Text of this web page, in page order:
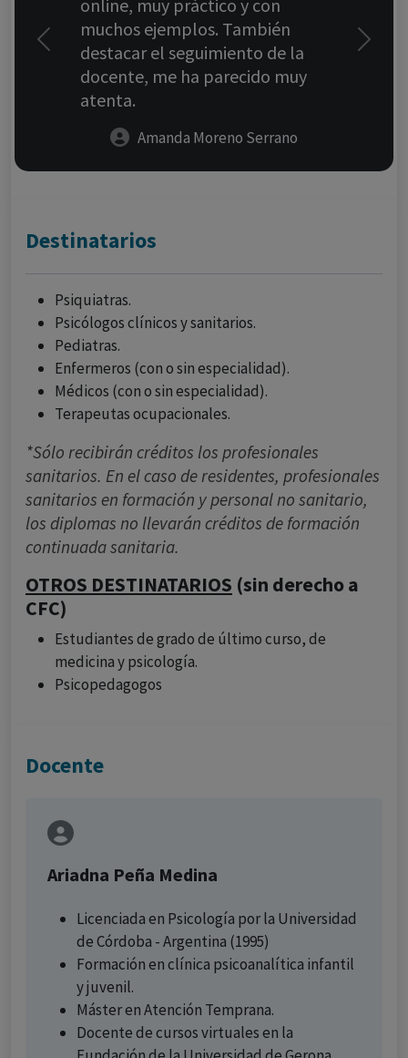
online, muy práctico y con
muchos ejemplos. También
destacar el seguimiento de la
docente, me ha parecido muy
atenta.
Amanda Moreno Serrano
Previous Next
Destinatarios
Psiquiatras.
Psicólogos clínicos y sanitarios.
Pediatras.
Enfermeros (con o sin especialidad).
Médicos (con o sin especialidad).
Terapeutas ocupacionales.
*Sólo recibirán créditos los profesionales
sanitarios. En el caso de residentes, profesionales
sanitarios en formación y personal no sanitario,
los diplomas no llevarán créditos de formación
continuada sanitaria.
OTROS DESTINATARIOS (sin derecho a
CFC)
Estudiantes de grado de último curso, de
medicina y psicología.
Psicopedagogos
Docente
Ariadna Peña Medina
Licenciada en Psicología por la Universidad
de Córdoba - Argentina (1995)
Formación en clínica psicoanalítica infantil
y juvenil.
Máster en Atención Temprana.
Docente de cursos virtuales en la